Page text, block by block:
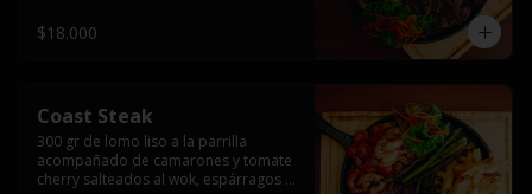
$18.000
Coast Steak
300 gr de lomo liso a la parrilla
acompañado de camarones y tomate
cherry salteados al wok, espárragos